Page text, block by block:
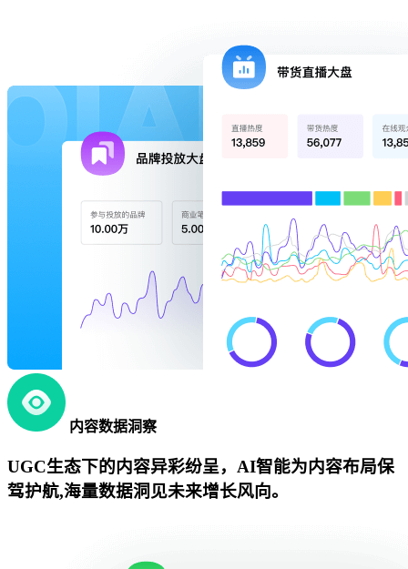
内容数据洞察
UGC生态下的内容异彩纷呈，AI智能为内容布局保
驾护航,海量数据洞见未来增长风向。